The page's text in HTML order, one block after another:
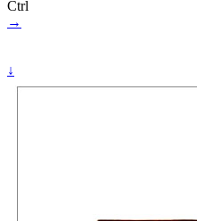
Ctrl
→
↓